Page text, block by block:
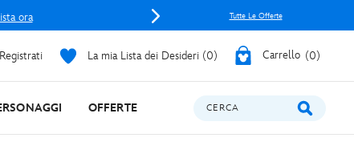
ora Tutte Le Offerte
La mia Lista dei Desideri 0 Carrello 0
OFFERTE CERCA